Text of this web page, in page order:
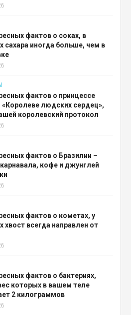
фактов о соках, в
сахара иногда больше, чем в
фактов о принцессе
«Королеве людских сердец»,
королевский протокол
фактов о Бразилии –
кофе и джунглей
фактов о кометах, у
хвост всегда направлен от
фактов о бактериях,
которых в вашем теле
2 килограммов